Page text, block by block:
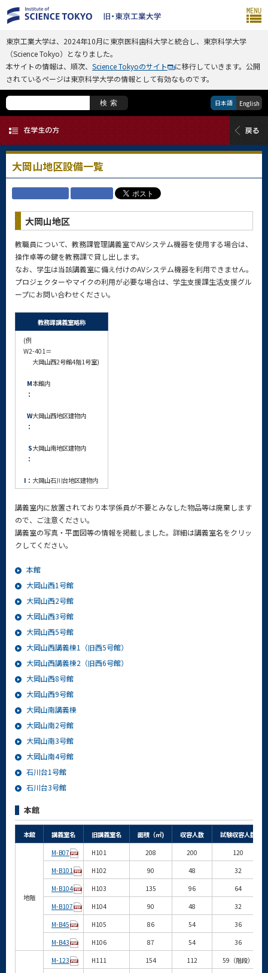
東京工業大学は、2024年10月に東京医科歯科大学と統合し、東京科学大学
（Science Tokyo）となりました。
本サイトの情報は、順次、 Science Tokyoのサイト
に移行していきます。公開
されているページは東京科学大学の情報として有効なものです。
検索 日本語 English
大岡山地区設備一覧
大岡山地区
教職員について、教務課管理講義室でAVシステム機器を使用する場合は、
操作卓等の鍵を教務課で貸し出します。
なお、学生は当該講義室に備え付けのAVシステム機器を利用できません。
プロジェクターやマイクの利用が必要な場合は、学生支援課生活支援グル
ープにお問い合わせください。
教務課講義室略称
(例
W2-401＝
大岡山西2号館4階1号室)
M
：
本館内
W
：
大岡山西地区建物内
S
：
大岡山南地区建物内
I： 大岡山石川台地区建物内
講義室内に放置されており本学係員が不要とみなした物品等は廃棄します
ので、ご注意ください。
講義室の写真・平面図等の情報を掲載しました。詳細は講義室名をクリッ
クしてください。
本館
大岡山西1号館
大岡山西2号館
大岡山西3号館
大岡山西5号館
大岡山西講義棟1（旧西5号館）
大岡山西講義棟2（旧西6号館）
大岡山西8号館
大岡山西9号館
大岡山南講義棟
大岡山南2号館
大岡山南3号館
大岡山南4号館
石川台1号館
石川台3号館
本館
本館 講義室名 旧講義室名 面積（㎡) 収容人数 試験収容人数
地階
M-B07 H101 208 200
120
M-B101
H102 90 48
32
M-B104
H103 135 96
64
M-B107
H104 90 48
32
M-B45
H105 86 54
36
M-B43
H106 87 54 36
M-123 H111 154 112
59（階段）